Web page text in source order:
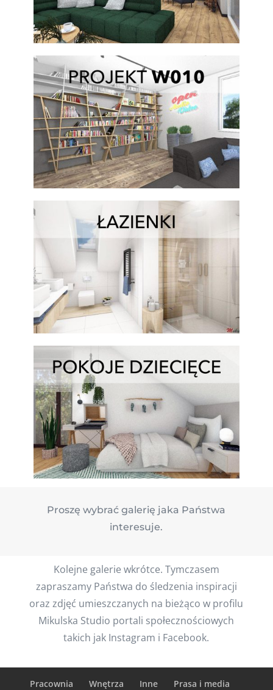
Proszę wybrać galerię jaka Państwa
interesuje.
Kolejne galerie wkrótce. Tymczasem
zapraszamy Państwa do śledzenia inspiracji
oraz zdjęć umieszczanych na bieżąco w profilu
Mikulska Studio portali społecznościowych
takich jak Instagram i Facebook.
Pracownia Wnętrza Inne Prasa i media